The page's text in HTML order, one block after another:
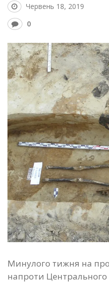
Червень 18, 2019
0
Минулого тижня на
напроти Центрального